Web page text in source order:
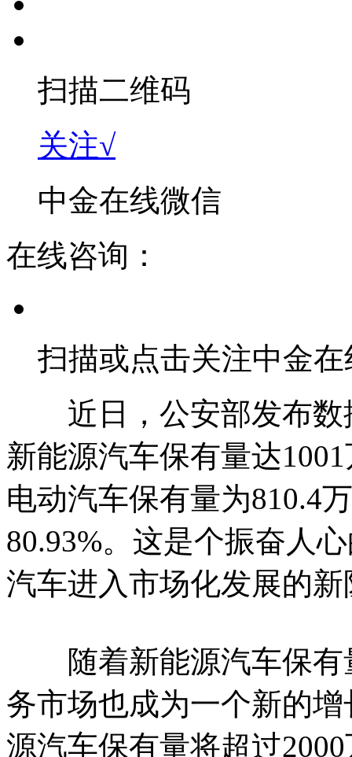
扫描二维码
关注√
中金在线微信
在线咨询：
扫描或点击关注中金
近日，公安部发布数
新能源汽车保有量达
电动汽车保有量为810.4
80.93%。这是个振奋人
汽车进入市场化发展的新
随着新能源汽车保有
务市场也成为一个新的
源汽车保有量将超过